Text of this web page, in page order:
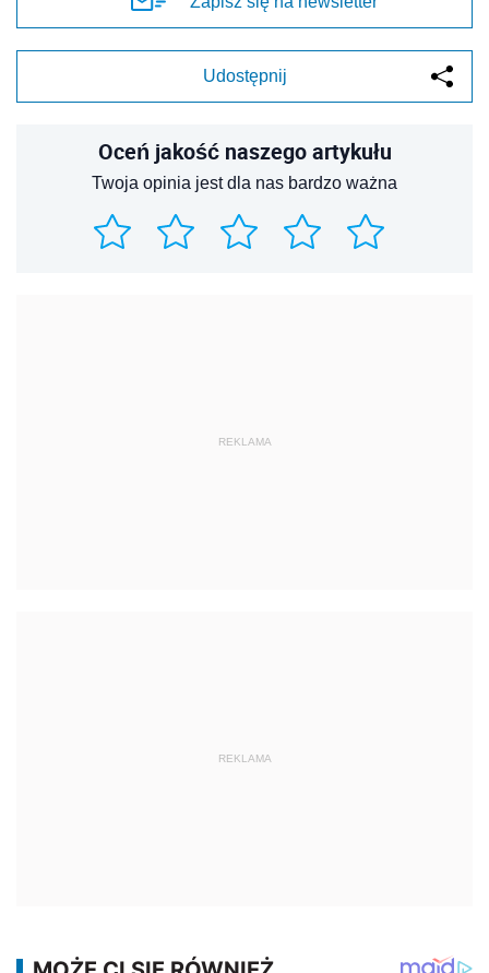
Udostępnij
Oceń jakość naszego artykułu
Twoja opinia jest dla nas bardzo ważna
REKLAMA
REKLAMA